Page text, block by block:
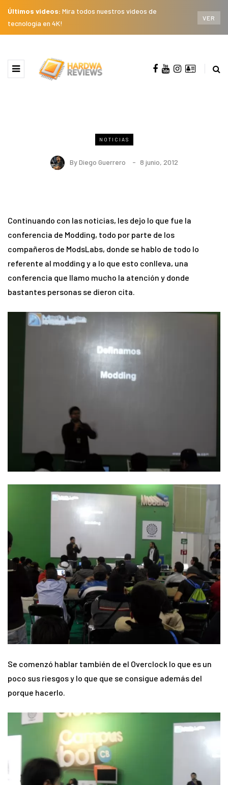
Últimos videos: Mira todos nuestros videos de
tecnología en 4K!
VER
NOTICIAS
ByDiego Guerrero 8 junio, 2012
Continuando con las noticias, les dejo lo que fue la
conferencia de Modding, todo por parte de los
compañeros de ModsLabs, donde se hablo de todo lo
referente al modding y a lo que esto conlleva, una
conferencia que llamo mucho la atención y donde
bastantes personas se dieron cita.
Se comenzó hablar también de el Overclock lo que es un
poco sus riesgos y lo que que se consigue además del
porque hacerlo.